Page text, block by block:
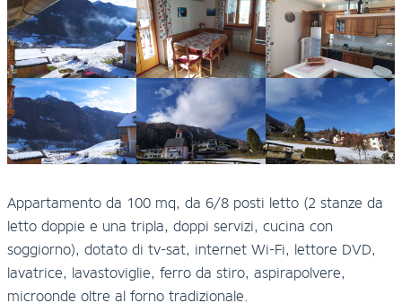
Appartamento da 100 mq, da 6/8 posti letto (2 stanze da
letto doppie e una tripla, doppi servizi, cucina con
soggiorno), dotato di tv-sat, internet Wi-Fi, lettore DVD,
lavatrice, lavastoviglie, ferro da stiro, aspirapolvere,
microonde oltre al forno tradizionale.